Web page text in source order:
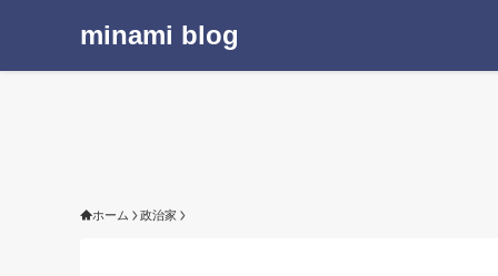
minami blog
ホーム 政治家